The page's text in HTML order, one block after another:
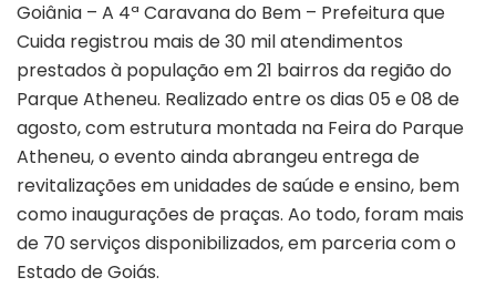
Goiânia – A 4ª Caravana do Bem – Prefeitura que
Cuida registrou mais de 30 mil atendimentos
prestados à população em 21 bairros da região do
Parque Atheneu. Realizado entre os dias 05 e 08 de
agosto, com estrutura montada na Feira do Parque
Atheneu, o evento ainda abrangeu entrega de
revitalizações em unidades de saúde e ensino, bem
como inaugurações de praças. Ao todo, foram mais
de 70 serviços disponibilizados, em parceria com o
Estado de Goiás.